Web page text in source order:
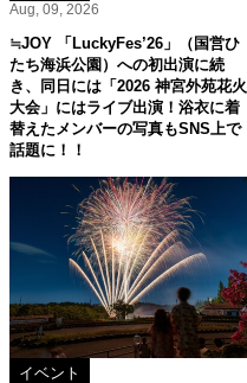
Aug, 09, 2026
≒JOY 「LuckyFes’26」（国営ひ
たち海浜公園）への初出演に続
き、同日には「2026 神宮外苑花火
大会」にはライブ出演！浴衣に着
替えたメンバーの写真もSNS上で
話題に！！
イベント